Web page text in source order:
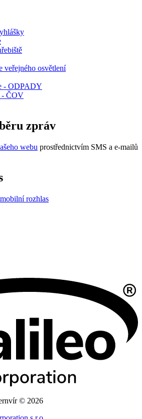
veřejného osvětlení
- ODPADY
- ČOV
zpráv
webu prostřednictvím SMS a e-mailů
© 2026